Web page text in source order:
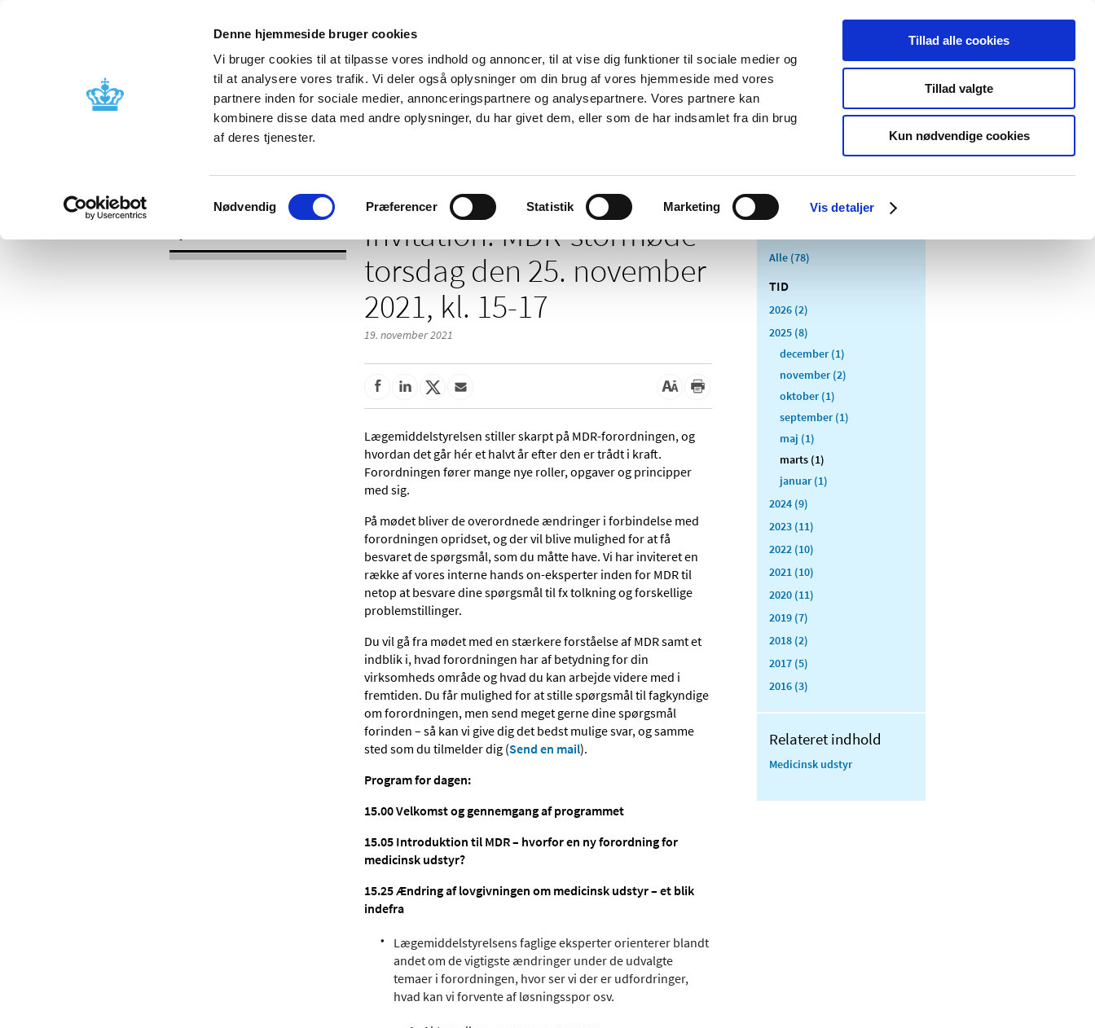
Denne hjemmeside bruger cookies
Vi bruger cookies til at tilpasse vores indhold og annoncer, til at vise dig funktioner til sociale medier og
til at analysere vores trafik. Vi deler også oplysninger om din brug af vores hjemmeside med vores
partnere inden for sociale medier, annonceringspartnere og analysepartnere. Vores partnere kan
kombinere disse data med andre oplysninger, du har givet dem, eller som de har indsamlet fra din brug
af deres tjenester.
Samtykkevalg
Nødvendig Præferencer Statistik Marketing Vis detaljer
Tillad alle cookies
Tillad valgte
Kun nødvendige cookies
Nyheder Om os Kontakt Udgivelser
Godkendelse og
Bivirkninger og
produktinformation
Tilskud og
Apoteker og salg af
Medicinsk
Særlige
produktområder
Invitation: MDR-stormøde
torsdag den 25. november
2021, kl. 15-17
19. november 2021
Lægemiddelstyrelsen stiller skarpt på MDR-forordningen, og
hvordan det går hér et halvt år efter den er trådt i kraft.
Forordningen fører mange nye roller, opgaver og principper
med sig.
På mødet bliver de overordnede ændringer i forbindelse med
forordningen opridset, og der vil blive mulighed for at få
besvaret de spørgsmål, som du måtte have. Vi har inviteret en
række af vores interne hands on-eksperter inden for MDR til
netop at besvare dine spørgsmål til fx tolkning og forskellige
problemstillinger.
Du vil gå fra mødet med en stærkere forståelse af MDR samt et
indblik i, hvad forordningen har af betydning for din
virksomheds område og hvad du kan arbejde videre med i
fremtiden. Du får mulighed for at stille spørgsmål til fagkyndige
om forordningen, men send meget gerne dine spørgsmål
forinden – så kan vi give dig det bedst mulige svar, og samme
sted som du tilmelder dig (Send en mail).
Program for dagen:
15.00Velkomst og gennemgang af programmet
15.05 Introduktion til MDR – hvorfor en ny forordning for
medicinsk udstyr?
15.25Ændring af lovgivningen om medicinsk udstyr – et blik
indefra
Lægemiddelstyrelsens faglige eksperter orienterer blandt
andet om de vigtigste ændringer under de udvalgte
temaer i forordningen, hvor ser vi der er udfordringer,
hvad kan vi forvente af løsningsspor osv.
Alle (78)
TID
2026 (2)
2025 (8)
december (1)
november (2)
oktober (1)
september (1)
maj (1)
marts (1)
januar (1)
2024 (9)
2023 (11)
2022 (10)
2021 (10)
2020 (11)
2019 (7)
2018 (2)
2017 (5)
2016 (3)
Relateret indhold
Medicinsk udstyr